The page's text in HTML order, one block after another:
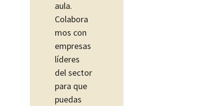
aula.
Colabora
mos con
empresas
líderes
del sector
para que
puedas